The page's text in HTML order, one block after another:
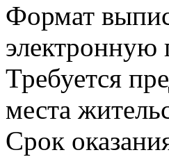
Формат
электронную
Требуется
места
Срок